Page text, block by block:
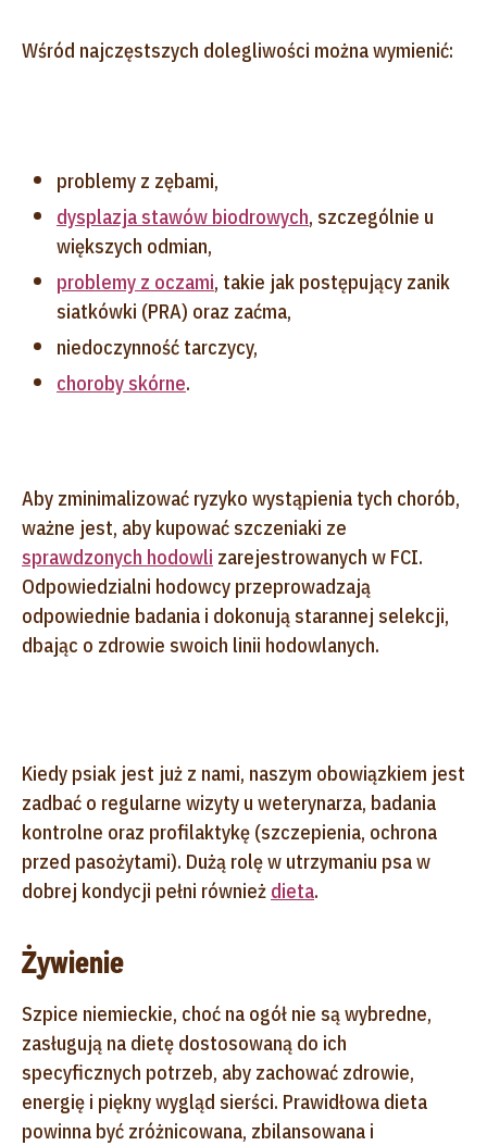
Wśród najczęstszych dolegliwości można wymienić:
problemy z zębami,
dysplazja stawów biodrowych, szczególnie u
większych odmian,
problemy z oczami, takie jak postępujący zanik
siatkówki (PRA) oraz zaćma,
niedoczynność tarczycy,
choroby skórne.
Aby zminimalizować ryzyko wystąpienia tych chorób,
ważne jest, aby kupować szczeniaki ze
sprawdzonych hodowli zarejestrowanych w FCI.
Odpowiedzialni hodowcy przeprowadzają
odpowiednie badania i dokonują starannej selekcji,
dbając o zdrowie swoich linii hodowlanych.
Kiedy psiak jest już z nami, naszym obowiązkiem jest
zadbać o regularne wizyty u weterynarza, badania
kontrolne oraz profilaktykę (szczepienia, ochrona
przed pasożytami). Dużą rolę w utrzymaniu psa w
dobrej kondycji pełni również dieta.
Żywienie
Szpice niemieckie, choć na ogół nie są wybredne,
zasługują na dietę dostosowaną do ich
specyficznych potrzeb, aby zachować zdrowie,
energię i piękny wygląd sierści. Prawidłowa dieta
powinna być zróżnicowana, zbilansowana i